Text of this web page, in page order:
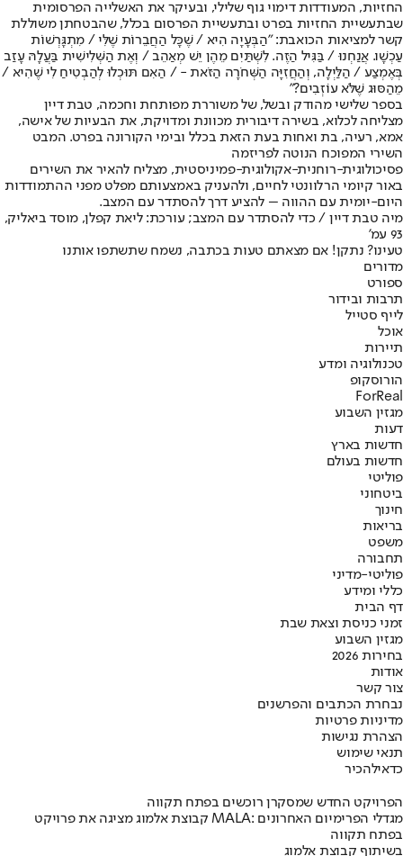
החזיות, המעודדות דימוי גוף שלילי, ובעיקר את האשלייה הפרסומית
שבתעשיית החזיות בפרט ובתעשיית הפרסום בכלל, שהבטחתן משוללת
קשר למציאות הכואבת: "הַבְּעָיָה הִיא / שֶׁכָּל הַחֲבֵרוֹת שֶׁלִּי / מִתְגָּרְשׁוֹת
עַכְשָׁו. אֲנַחְנוּ / בַּגִּיל הַזֶּה. לִשְׁתַּיִם מֵהֶן יֵשׁ מְאַהֵב / וְאֶת הַשְּׁלִישִׁית בַּעֲלָהּ עָזַב
בְּאֶמְצַע / הַלַּיְלָה, וְהַחֲזִיָּה הַשְּׁחֹרָה הַזֹּאת - / הַאִם תּוּכְלוּ לְהַבְטִיחַ לִי שֶׁהִיא /
מֵהַסּוּג שֶׁלֹּא עוֹזְבִים?"
בספר שלישי מהודק ובשל, של משוררת מפותחת וחכמה, טבת דיין
מצליחה לכלוא, בשירה דיבורית מכוונת ומדויקת, את הבעיות של אישה,
אמא, רעיה, בת ואחות בעת הזאת בכלל ובימי הקורונה בפרט. המבט
השירי המפוכח הנוטה לפריזמה
פסיכולוגית-רוחנית-אקולוגית-פמיניסטית, מצליח להאיר את השירים
באור קיומי הרלוונטי לחיים, ולהעניק באמצעותם מפלט מפני ההתמודדות
היום-יומית עם ההווה – להציע דרך להסתדר עם המצב.
מיה טבת דיין / כדי להסתדר עם המצב; עורכת: ליאת קפלן, מוסד ביאליק,
93 עמ'
טעינו? נתקן! אם מצאתם טעות בכתבה, נשמח שתשתפו אותנו
מדורים
ספורט
תרבות ובידור
לייף סטייל
אוכל
תיירות
טכנולוגיה ומדע
הורוסקופ
ForReal
מגזין השבוע
דעות
חדשות בארץ
חדשות בעולם
פוליטי
ביטחוני
חינוך
בריאות
משפט
תחבורה
פוליטי-מדיני
כללי ומידע
דף הבית
זמני כניסת וצאת שבת
מגזין השבוע
בחירות 2026
אודות
צור קשר
נבחרת הכתבים והפרשנים
מדיניות פרטיות
הצהרת נגישות
תנאי שימוש
כדאילהכיר
הפרויקט החדש שמסקרן רוכשים בפתח תקווה
קבוצת אלמוג מציגה את פרויקט MALA: מגדלי הפרימיום האחרונים
בפתח תקווה
בשיתוף קבוצת אלמוג